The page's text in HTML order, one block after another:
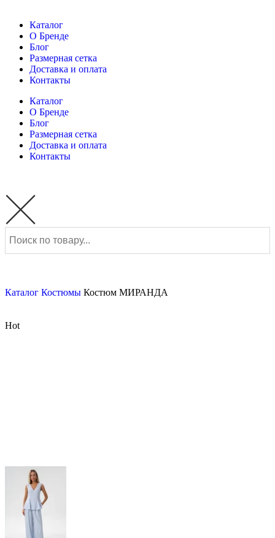
Каталог
О Бренде
Блог
Размерная сетка
Доставка и оплата
Контакты
Каталог
О Бренде
Блог
Размерная сетка
Доставка и оплата
Контакты
Каталог Костюмы Костюм МИРАНДА
Hot